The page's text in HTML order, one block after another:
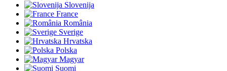
Slovenija
France
România
Sverige
Hrvatska
Polska
Magyar
Suomi